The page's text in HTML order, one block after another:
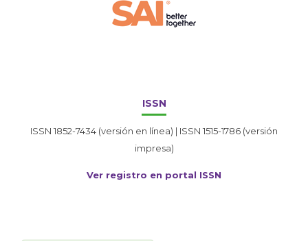
ISSN
ISSN 1852-7434 (versión en línea) | ISSN 1515-1786 (versión
impresa)
Ver registro en portal ISSN